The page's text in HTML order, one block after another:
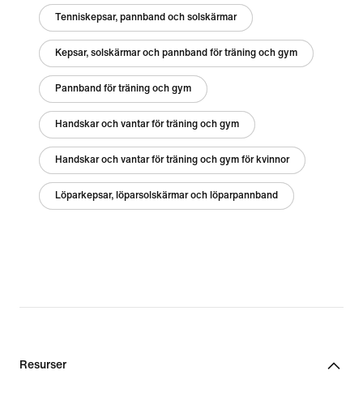
Tenniskepsar, pannband och solskärmar
Kepsar, solskärmar och pannband för träning och gym
Pannband för träning och gym
Handskar och vantar för träning och gym
Handskar och vantar för träning och gym för kvinnor
Löparkepsar, löparsolskärmar och löparpannband
Resurser